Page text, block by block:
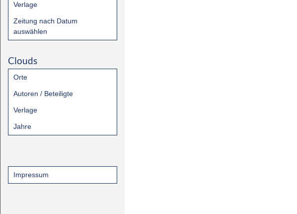
Verlage
Zeitung nach Datum
auswählen
Clouds
Orte
Autoren / Beteiligte
Verlage
Jahre
Impressum